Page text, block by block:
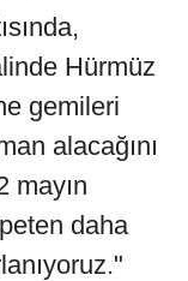
Hürmüz
gemileri
alacağını
mayın
daha